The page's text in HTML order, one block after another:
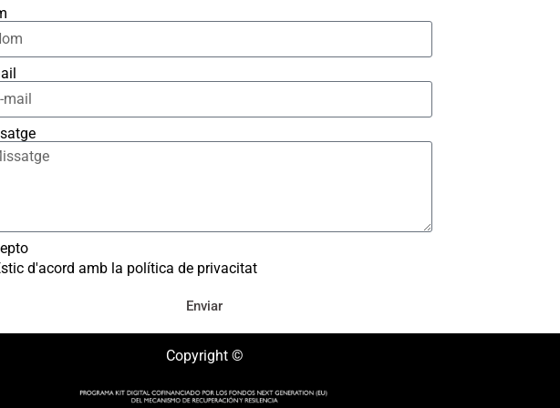
d'acord amb la política de privacitat
Enviar
Copyright ©